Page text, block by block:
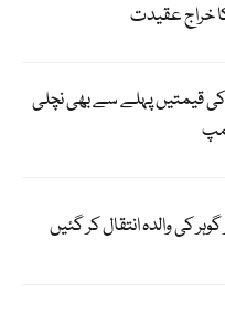
خراج عقیدت
قیمتیں پہلے سے بھی نچلی
کی والدہ انتقال کر گئیں